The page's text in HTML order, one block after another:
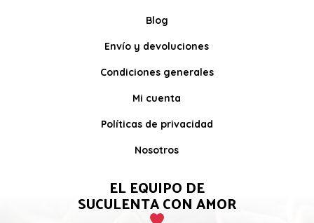
Blog
Envío y devoluciones
Condiciones generales
Mi cuenta
Políticas de privacidad
Nosotros
EL EQUIPO DE
SUCULENTA CON AMOR